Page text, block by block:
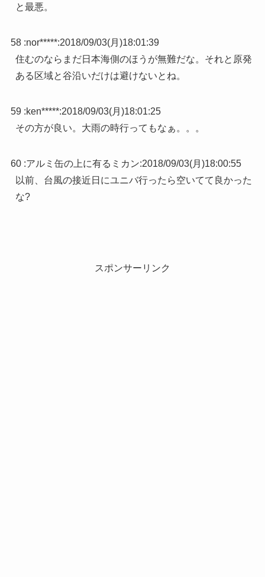
と最悪。
58 :nor*****:2018/09/03(月)18:01:39
住むのならまだ日本海側のほうが無難だな。それと原発
ある区域と谷沿いだけは避けないとね。
59 :ken*****:2018/09/03(月)18:01:25
その方が良い。大雨の時行ってもなぁ。。。
60 :アルミ缶の上に有るミカン:2018/09/03(月)18:00:55
以前、台風の接近日にユニバ行ったら空いてて良かった
な?
スポンサーリンク